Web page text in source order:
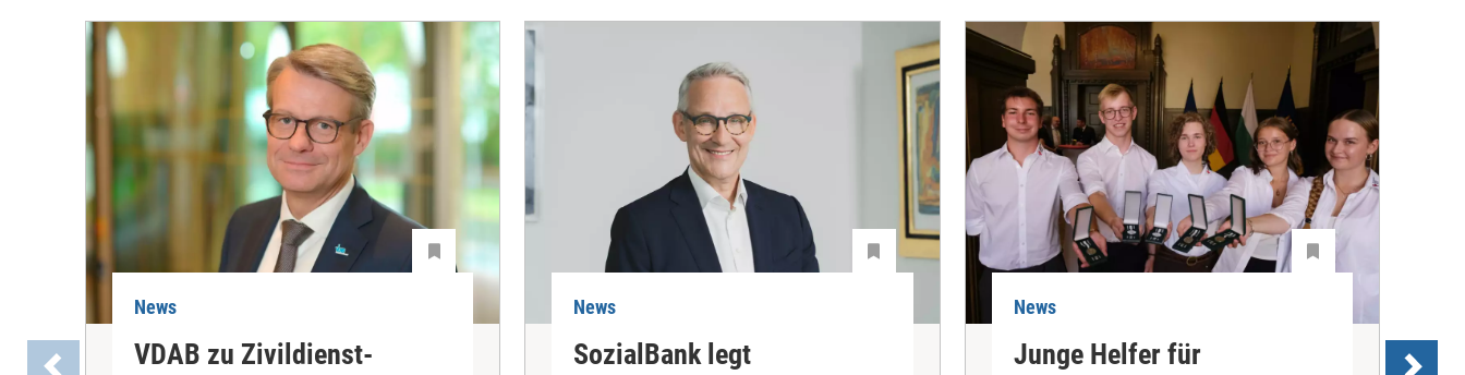
News
VDAB zu Zivildienst-
News
SozialBank legt
News
Junge Helfer für